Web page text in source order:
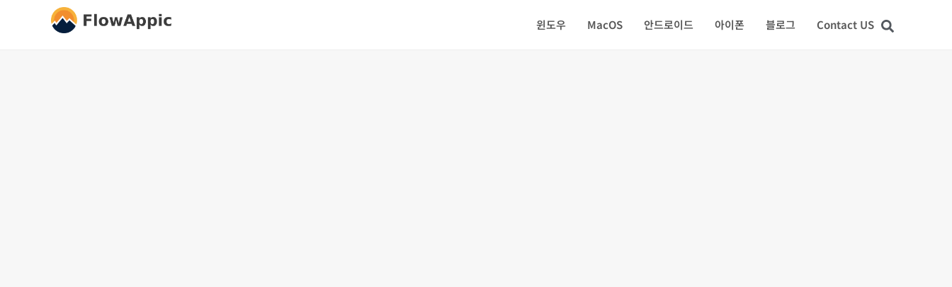
윈도우 MacOS 안드로이드 아이폰 블로그 Contact US